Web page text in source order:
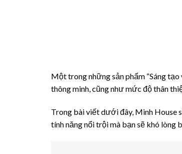
Một trong những sản phẩm “Sáng
thông minh, cũng như mức độ thân
Trong bài viết dưới đây, Minh House
tính năng nổi trội mà bạn sẽ khó lòng